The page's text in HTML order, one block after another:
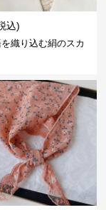
込)
織り込む絹のスカ